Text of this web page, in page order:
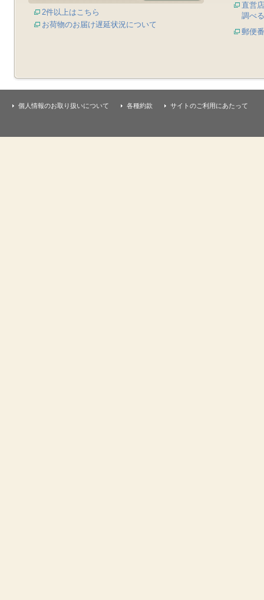
2件以上はこちら
お荷物のお届け遅延状況について
直営
調べる
郵便
個人情報のお取り扱いについて 各種約款 サイトのご利用にあたって